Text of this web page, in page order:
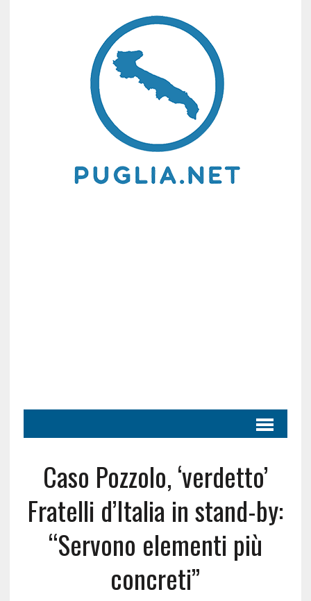
Caso Pozzolo, ‘verdetto’
Fratelli d’Italia in stand-by:
“Servono elementi più
concreti”